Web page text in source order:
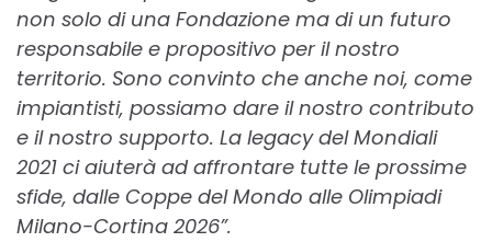
non solo di una Fondazione ma di un futuro
responsabile e propositivo per il nostro
territorio. Sono convinto che anche noi, come
impiantisti, possiamo dare il nostro contributo
e il nostro supporto. La legacy del Mondiali
2021 ci aiuterà ad affrontare tutte le prossime
sfide, dalle Coppe del Mondo alle Olimpiadi
Milano-Cortina 2026”.